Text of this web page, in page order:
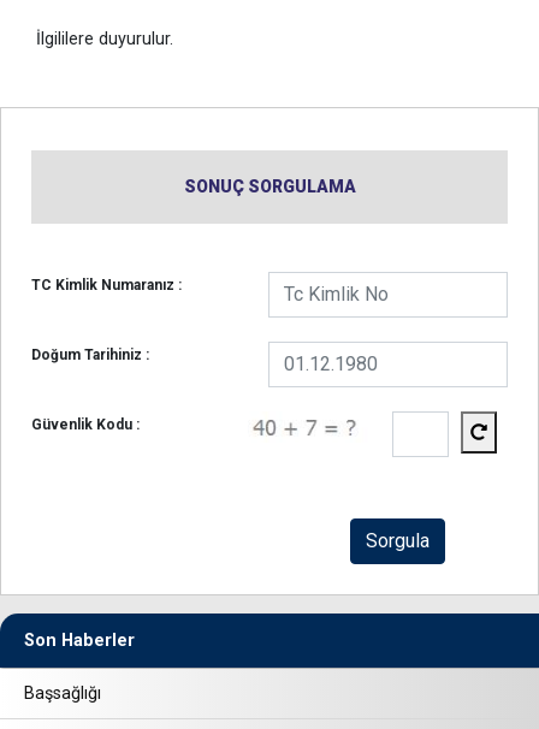
İlgililere duyurulur.
SONUÇ SORGULAMA
TC Kimlik Numaranız :
Doğum Tarihiniz :
Güvenlik Kodu :
Son Haberler
Başsağlığı